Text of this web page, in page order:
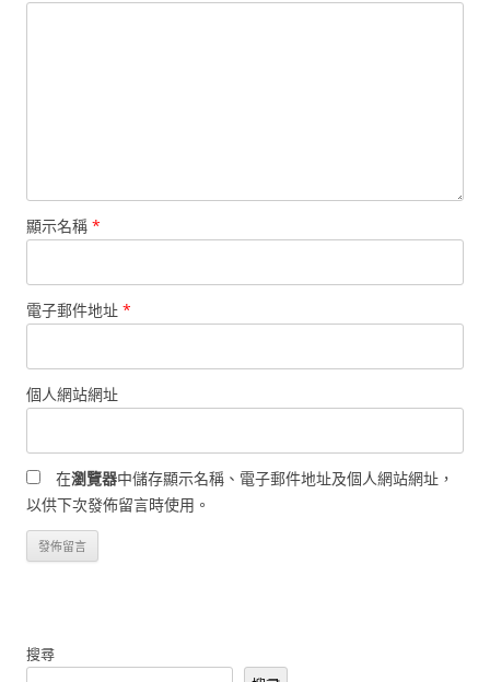
顯示名稱 *
電子郵件地址 *
個人網站網址
在瀏覽器中儲存顯示名稱、電子郵件地址及個人網站網址，
以供下次發佈留言時使用。
搜尋